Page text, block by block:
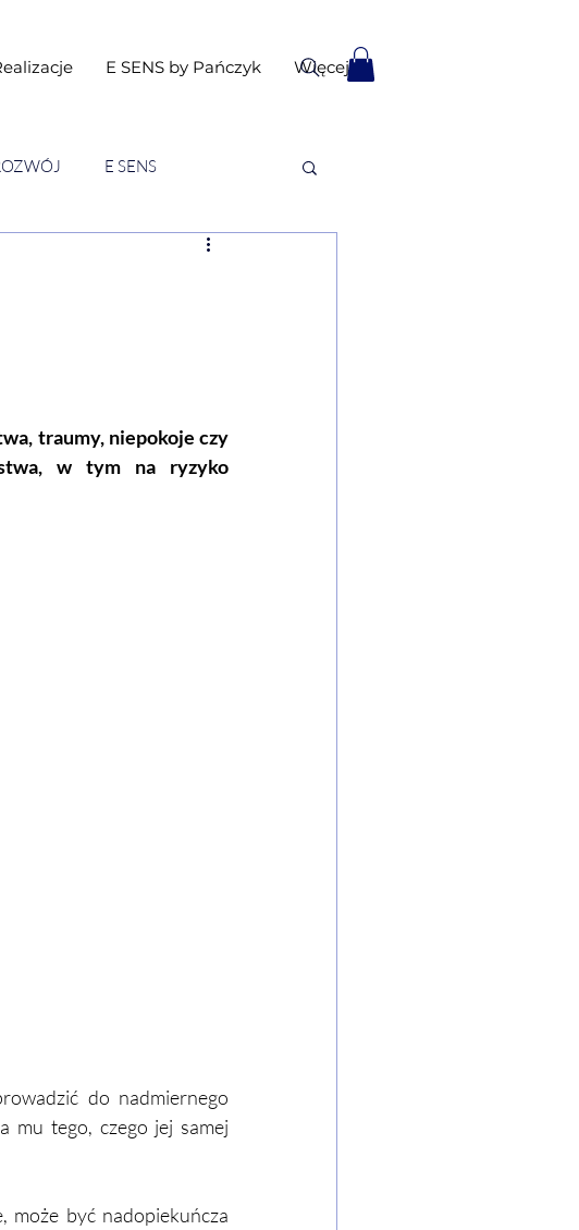
E SENS by Pańczyk Więcej
E SENS
traumy, niepokoje czy
w tym na ryzyko
do nadmiernego
mu tego, czego jej samej
może być nadopiekuńcza